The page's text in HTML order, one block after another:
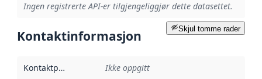
Ingen registrerte API-er tilgjengeliggjør dette datasettet.
Skjul tomme rader
Kontaktinformasjon
Kontaktpunkt Ikke oppgitt